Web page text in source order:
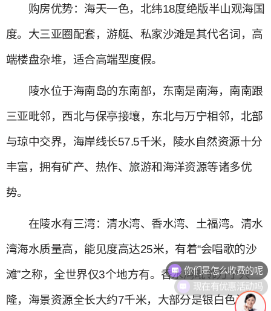
购房优势：海天一色，北纬18度绝版半山观海国
度。大三亚圈配套，游艇、私家沙滩是其代名词，高
端楼盘杂堆，适合高端型度假。
陵水位于海南岛的东南部，东南是南海，南南跟
三亚毗邻，西北与保亭接壤，东北与万宁相邻，北部
与琼中交界，海岸线长57.5千米，陵水自然资源十分
丰富，拥有矿产、热作、旅游和海洋资源等诸多优
势。
在陵水有三湾：清水湾、香水湾、土福湾。清水
湾海水质量高，能见度高达25米，有着“会唱歌的沙
滩”之称，全世界仅3个地方有。香水湾毗邻万宁兴
隆，海景资源全长大约7千米，大部分是银白色洁净
你们是怎么收费的呢
现在有优惠活动吗